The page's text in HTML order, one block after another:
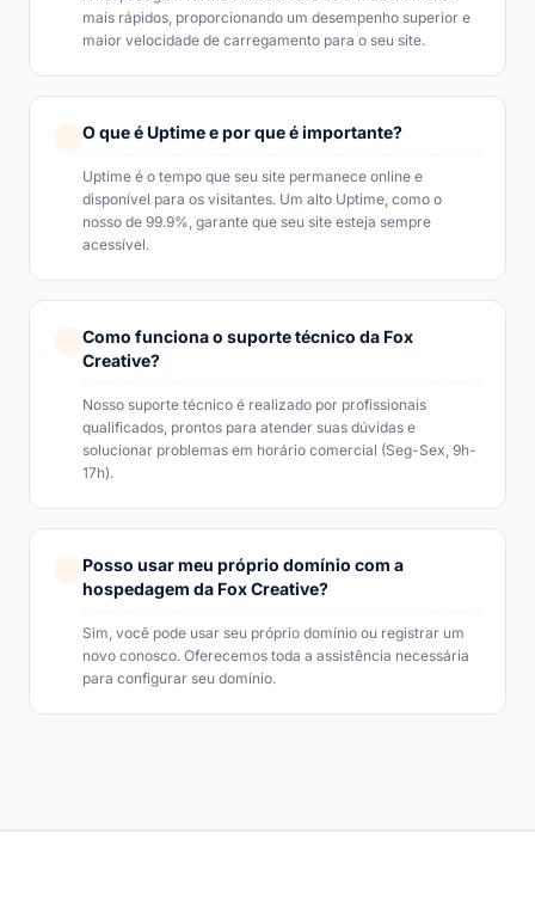
mais rápidos, proporcionando um desempenho superior e
maior velocidade de carregamento para o seu site.
O que é Uptime e por que é importante?
Uptime é o tempo que seu site permanece online e
disponível para os visitantes. Um alto Uptime, como o
nosso de 99.9%, garante que seu site esteja sempre
acessível.
Como funciona o suporte técnico da Fox
Creative?
Nosso suporte técnico é realizado por profissionais
qualificados, prontos para atender suas dúvidas e
solucionar problemas em horário comercial (Seg-Sex, 9h-
17h).
Posso usar meu próprio domínio com a
hospedagem da Fox Creative?
Sim, você pode usar seu próprio domínio ou registrar um
novo conosco. Oferecemos toda a assistência necessária
para configurar seu domínio.